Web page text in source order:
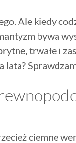
Ale kiedy
bywa
trwałe i
lata?
ciemne